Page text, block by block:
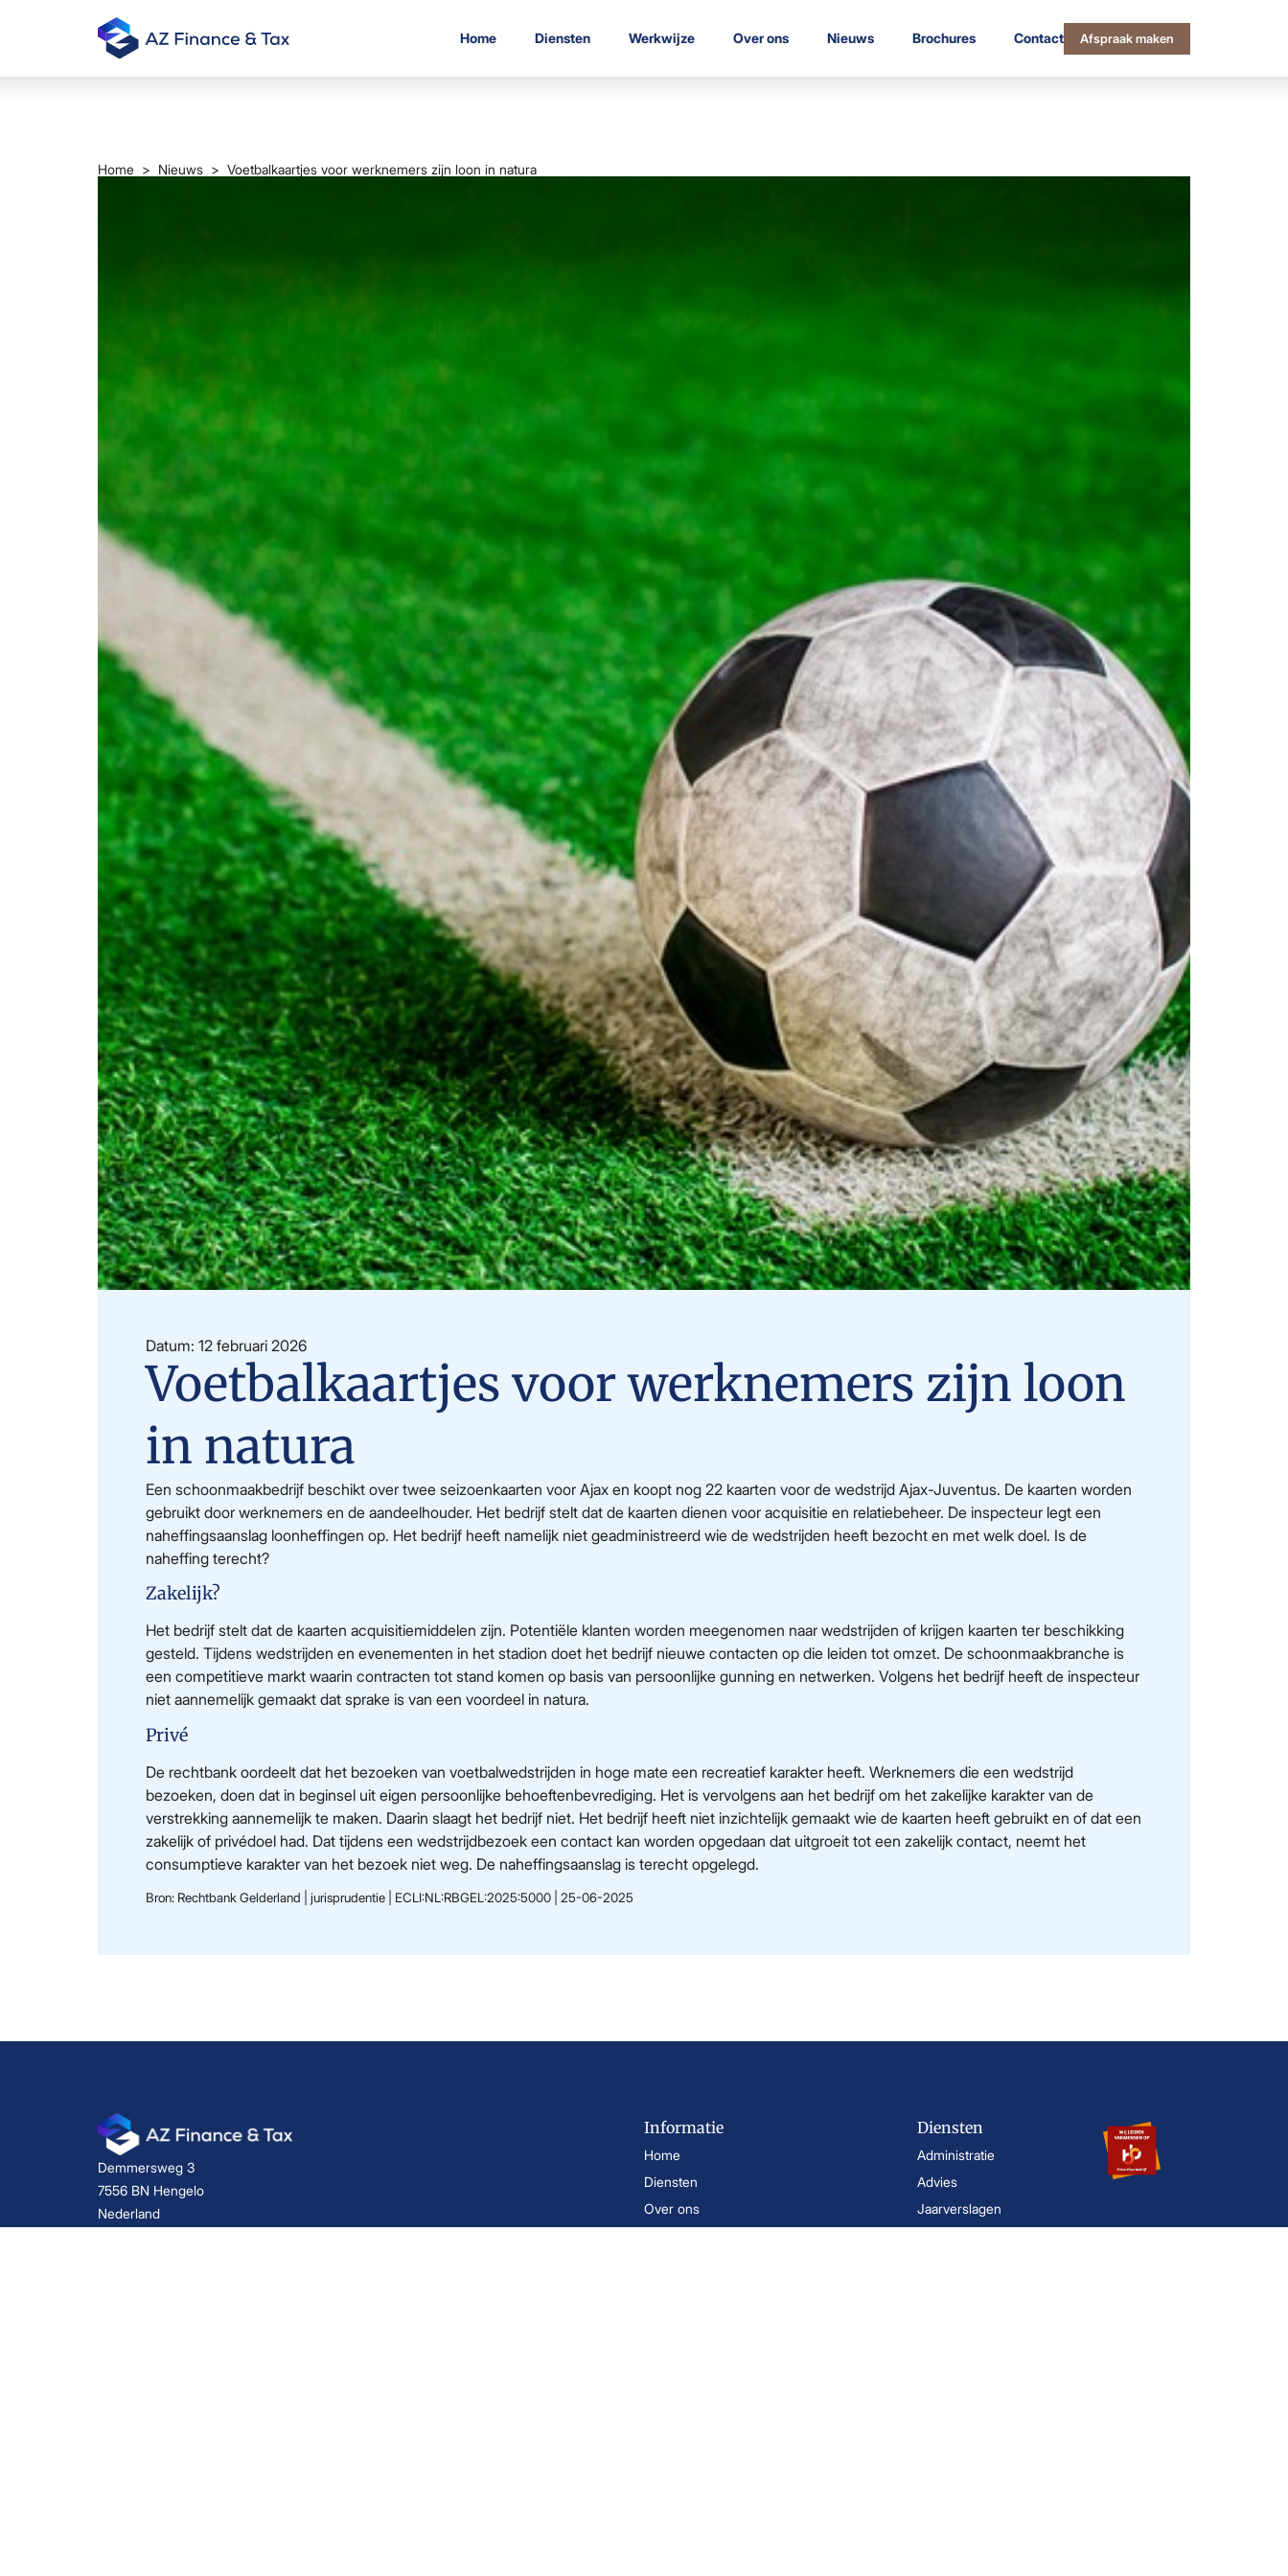
Home Diensten Werkwijze Over ons Nieuws Brochures Contact Afspraak maken
Home > Nieuws > Voetbalkaartjes voor werknemers zijn loon in natura
Datum: 12 februari 2026
Voetbalkaartjes voor werknemers zijn loon
in natura
Een schoonmaakbedrijf beschikt over twee seizoenkaarten voor Ajax en koopt nog 22 kaarten voor de wedstrijd Ajax-Juventus. De kaarten worden
gebruikt door werknemers en de aandeelhouder. Het bedrijf stelt dat de kaarten dienen voor acquisitie en relatiebeheer. De inspecteur legt een
naheffingsaanslag loonheffingen op. Het bedrijf heeft namelijk niet geadministreerd wie de wedstrijden heeft bezocht en met welk doel. Is de
naheffing terecht?
Zakelijk?
Het bedrijf stelt dat de kaarten acquisitiemiddelen zijn. Potentiële klanten worden meegenomen naar wedstrijden of krijgen kaarten ter beschikking
gesteld. Tijdens wedstrijden en evenementen in het stadion doet het bedrijf nieuwe contacten op die leiden tot omzet. De schoonmaakbranche is
een competitieve markt waarin contracten tot stand komen op basis van persoonlijke gunning en netwerken. Volgens het bedrijf heeft de inspecteur
niet aannemelijk gemaakt dat sprake is van een voordeel in natura.
Privé
De rechtbank oordeelt dat het bezoeken van voetbalwedstrijden in hoge mate een recreatief karakter heeft. Werknemers die een wedstrijd
bezoeken, doen dat in beginsel uit eigen persoonlijke behoeftenbevrediging. Het is vervolgens aan het bedrijf om het zakelijke karakter van de
verstrekking aannemelijk te maken. Daarin slaagt het bedrijf niet. Het bedrijf heeft niet inzichtelijk gemaakt wie de kaarten heeft gebruikt en of dat een
zakelijk of privédoel had. Dat tijdens een wedstrijdbezoek een contact kan worden opgedaan dat uitgroeit tot een zakelijk contact, neemt het
consumptieve karakter van het bezoek niet weg. De naheffingsaanslag is terecht opgelegd.
Bron: Rechtbank Gelderland | jurisprudentie | ECLI:NL:RBGEL:2025:5000 | 25-06-2025
Demmersweg 3
7556 BN Hengelo
Nederland
info@azfintax.nl
Informatie
Home
Diensten
Over ons
Diensten
Administratie
Advies
Jaarverslagen